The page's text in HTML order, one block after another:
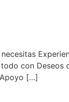
con Deseos
[…]